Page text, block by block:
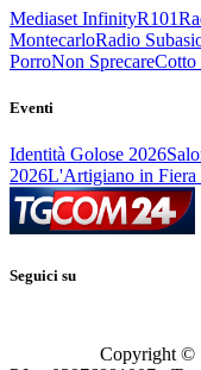
Mediaset InfinityR101
MontecarloRadio
PorroNon SprecareCotto
Eventi
Identità Golose 2026
2026L'Artigiano in Fiera
Seguici su
Copyright ©